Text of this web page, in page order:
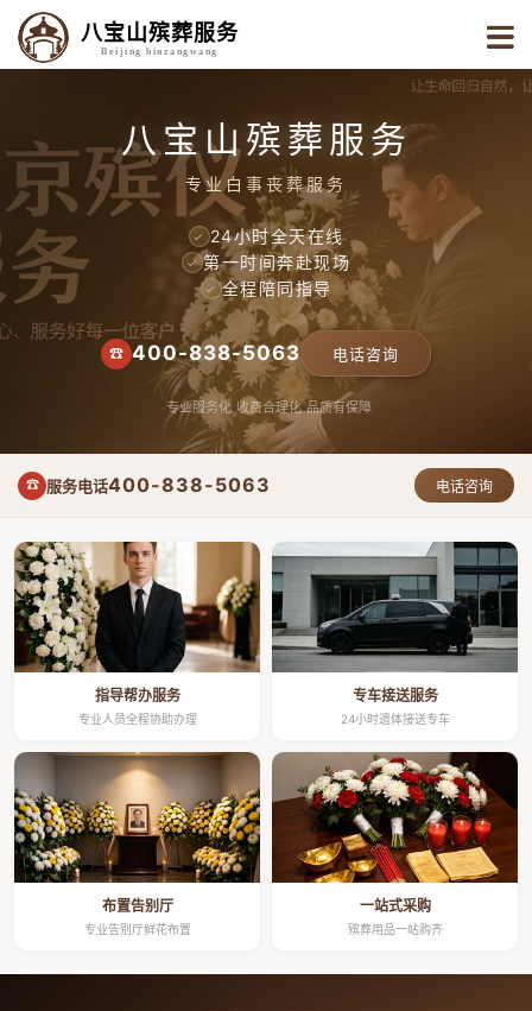
八宝山殡葬服务
Beijing binzangwang
八宝山殡葬服务
专业白事丧葬服务
✓ 24小时全天在线
✓ 第一时间奔赴现场
✓ 全程陪同指导
☎ 400-838-5063 电话咨询
专业服务化 收费合理化 品质有保障
☎ 服务电话400-838-5063 电话咨询
指导帮办服务
专业人员全程协助办理
专车接送服务
24小时遗体接送专车
布置告别厅
专业告别厅鲜花布置
一站式采购
殡葬用品一站购齐